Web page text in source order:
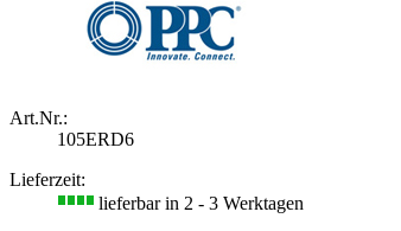
Art.Nr.:
105ERD6
Lieferzeit:
lieferbar in 2 - 3 Werktagen